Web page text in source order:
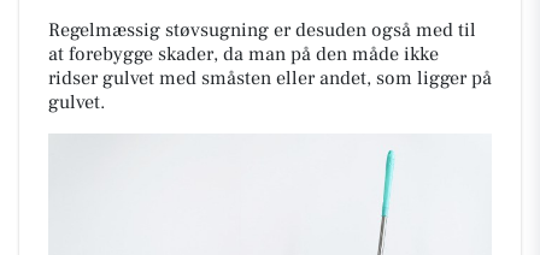
Regelmæssig støvsugning er desuden også med til
at forebygge skader, da man på den måde ikke
ridser gulvet med småsten eller andet, som ligger på
gulvet.